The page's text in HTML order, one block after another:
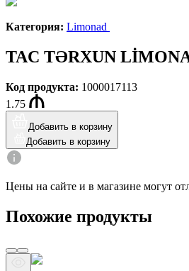
Категория: Limonad
TAC TƏRXUN
Код продукта: 1000017113
1.75
Добавить в корзину
Добавить в корзину
Цены на сайте и в магазине могут
Похожие продукты